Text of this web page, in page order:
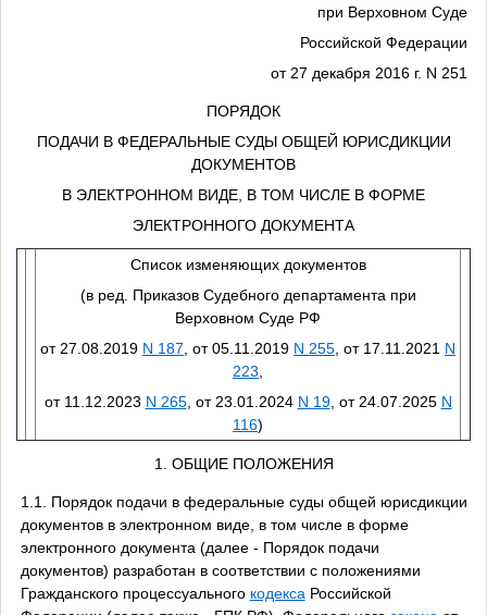
при Верховном Суде
Российской Федерации
от 27 декабря 2016 г. N 251
ПОРЯДОК
ПОДАЧИ В ФЕДЕРАЛЬНЫЕ СУДЫ ОБЩЕЙ ЮРИСДИКЦИИ
ДОКУМЕНТОВ
В ЭЛЕКТРОННОМ ВИДЕ, В ТОМ ЧИСЛЕ В ФОРМЕ
ЭЛЕКТРОННОГО ДОКУМЕНТА
Список изменяющих документов
(в ред. Приказов Судебного департамента при
Верховном Суде РФ
от 27.08.2019 N 187 , от 05.11.2019 N 255 , от 17.11.2021 N
223
от 11.12.2023 N 265, от 23.01.2024 N 19, от 24.07.2025 N
116)
1. ОБЩИЕ ПОЛОЖЕНИЯ
1.1. Порядок подачи в федеральные суды общей юрисдикции
документов в электронном виде, в том числе в форме
электронного документа (далее - Порядок подачи
документов) разработан в соответствии с положениями
Гражданского процессуального кодекса Российской